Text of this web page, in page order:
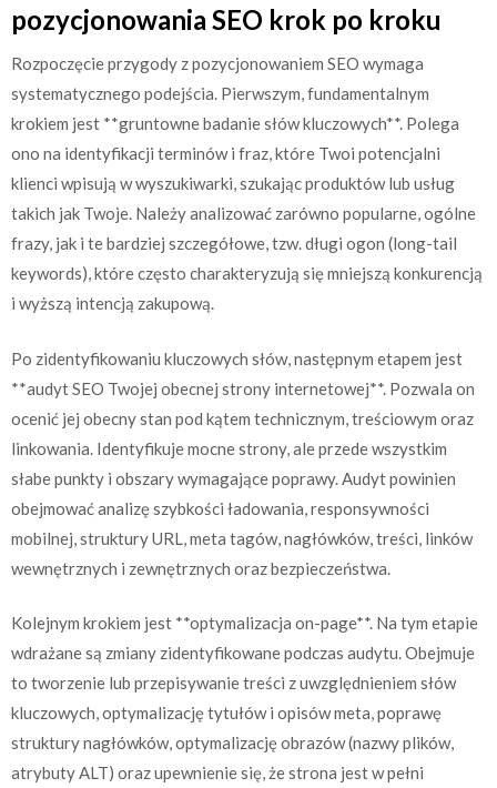
pozycjonowania SEO krok po kroku
Rozpoczęcie przygody z pozycjonowaniem SEO wymaga
systematycznego podejścia. Pierwszym, fundamentalnym
krokiem jest **gruntowne badanie słów kluczowych**. Polega
ono na identyfikacji terminów i fraz, które Twoi potencjalni
klienci wpisują w wyszukiwarki, szukając produktów lub usług
takich jak Twoje. Należy analizować zarówno popularne, ogólne
frazy, jak i te bardziej szczegółowe, tzw. długi ogon (long-tail
keywords), które często charakteryzują się mniejszą konkurencją
i wyższą intencją zakupową.
Po zidentyfikowaniu kluczowych słów, następnym etapem jest
**audyt SEO Twojej obecnej strony internetowej**. Pozwala on
ocenić jej obecny stan pod kątem technicznym, treściowym oraz
linkowania. Identyfikuje mocne strony, ale przede wszystkim
słabe punkty i obszary wymagające poprawy. Audyt powinien
obejmować analizę szybkości ładowania, responsywności
mobilnej, struktury URL, meta tagów, nagłówków, treści, linków
wewnętrznych i zewnętrznych oraz bezpieczeństwa.
Kolejnym krokiem jest **optymalizacja on-page**. Na tym etapie
wdrażane są zmiany zidentyfikowane podczas audytu. Obejmuje
to tworzenie lub przepisywanie treści z uwzględnieniem słów
kluczowych, optymalizację tytułów i opisów meta, poprawę
struktury nagłówków, optymalizację obrazów (nazwy plików,
atrybuty ALT) oraz upewnienie się, że strona jest w pełni